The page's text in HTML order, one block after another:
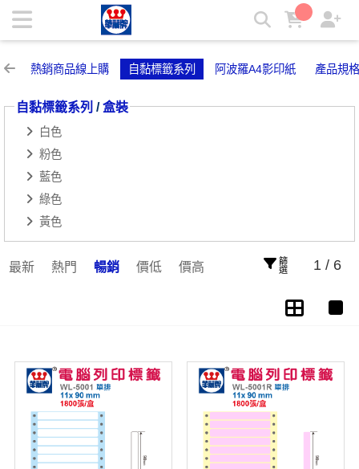
盒裝 | 華麗牌自粘標籤
熱銷商品線上購 自黏標籤系列 阿波羅A4影印紙 產品規
自黏標籤系列 /盒裝
白色
粉色
藍色
綠色
黃色
最新 熱門 暢銷 價低 價高 篩選 1 / 6